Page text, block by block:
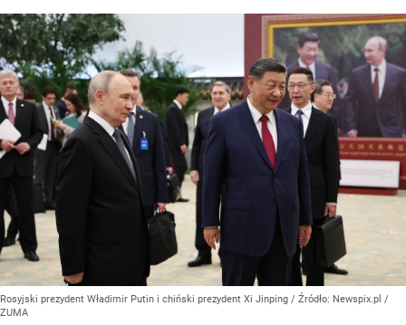
Rosyjski prezydent Władimir Putin i chiński prezydent Xi Jinping / Źródło: Newspix.pl /
ZUMA